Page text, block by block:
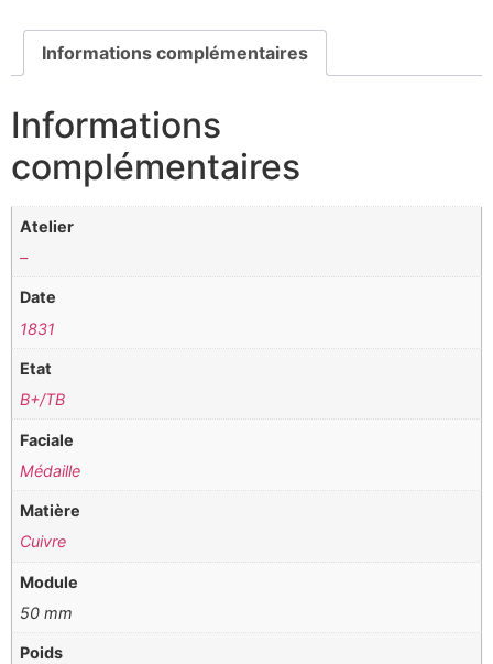
Informations complémentaires
Informations
complémentaires
Atelier
–
Date
1831
Etat
B+/TB
Faciale
Médaille
Matière
Cuivre
Module
50 mm
Poids